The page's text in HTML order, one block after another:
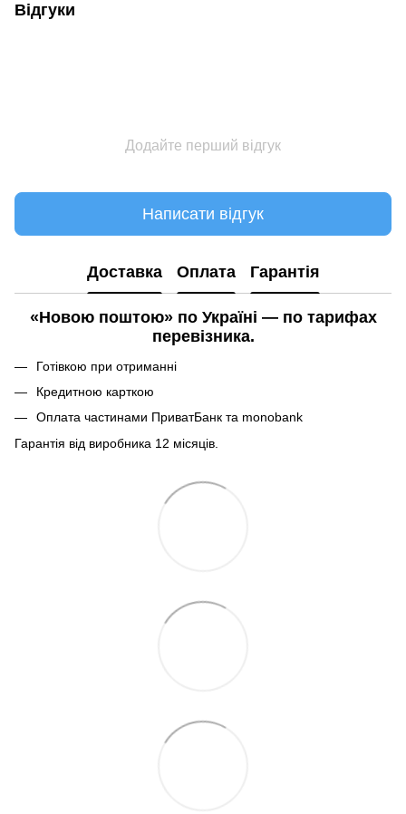
Відгуки
Додайте перший відгук
Написати відгук
Доставка Оплата Гарантія
«Новою поштою» по Україні — по тарифах
перевізника.
Готівкою при отриманні
Кредитною карткою
Оплата частинами ПриватБанк та monobank
Гарантія від виробника 12 місяців.